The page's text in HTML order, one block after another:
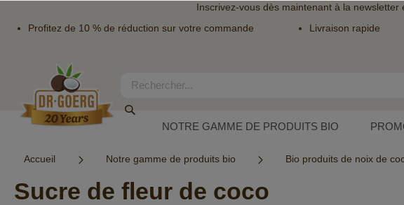
Inscrivez-vous dès maintenant à la newsletter
Profitez de 10 % de réduction sur votre commande
Livraison rapide
contenu
Rechercher
NOTRE GAMME DE PRODUITS BIO
Accueil Notre gamme de produits bio Bio produits de noix de
Sucre de fleur de coco